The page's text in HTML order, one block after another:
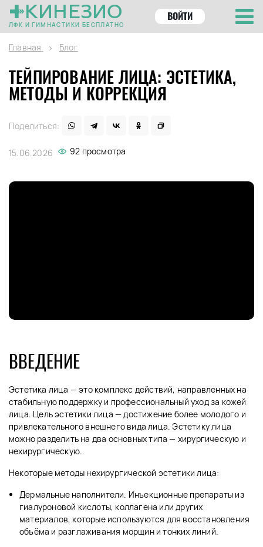
КИНЕЗИО
ЛФК И ГИМНАСТИКИ БЕСПЛАТНО
ВОЙТИ
Главная Блог
ТЕЙПИРОВАНИЕ ЛИЦА: ЭСТЕТИКА,
МЕТОДЫ И КОРРЕКЦИЯ
Поделиться:
15.06.2026 92 просмотра
ВВЕДЕНИЕ
Эстетика лица — это комплекс действий, направленных на
стабильную поддержку и профессиональный уход за кожей
лица. Цель эстетики лица — достижение более молодого и
привлекательного внешнего вида лица. Эстетику лица
можно разделить на два основных типа — хирургическую и
нехирургическую.
Некоторые методы нехирургической эстетики лица:
Дермальные наполнители. Инъекционные препараты из
гиалуроновой кислоты, коллагена или других
материалов, которые используются для восстановления
объёма и разглаживания морщин и тонких линий.